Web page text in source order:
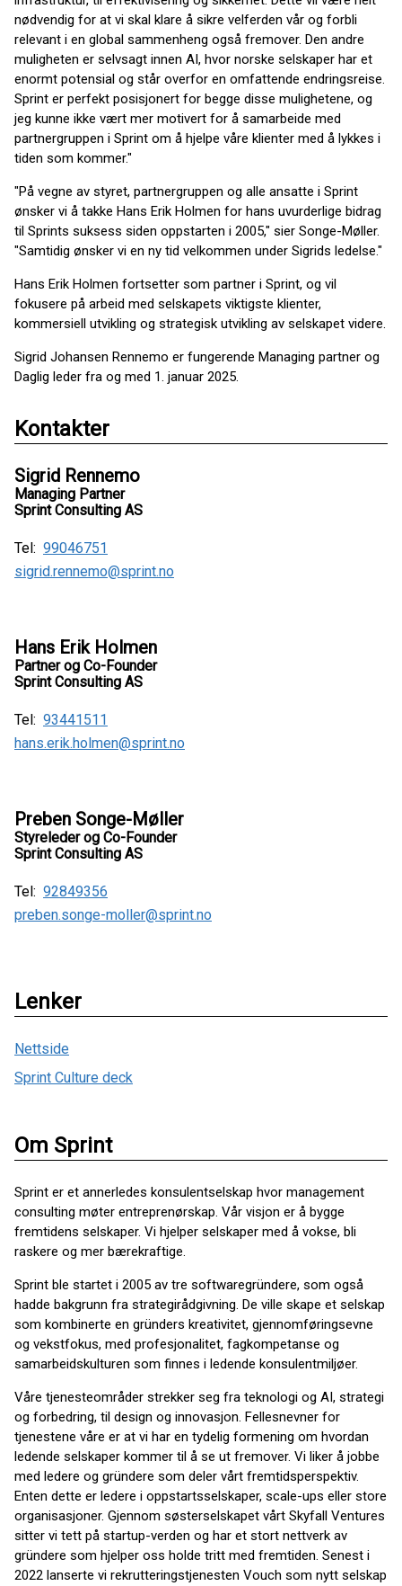
nødvendig for at vi skal klare å sikre velferden vår og forbli
relevant i en global sammenheng også fremover. Den andre
muligheten er selvsagt innen AI, hvor norske selskaper har et
enormt potensial og står overfor en omfattende endringsreise.
Sprint er perfekt posisjonert for begge disse mulighetene, og
jeg kunne ikke vært mer motivert for å samarbeide med
partnergruppen i Sprint om å hjelpe våre klienter med å lykkes i
tiden som kommer."
"På vegne av styret, partnergruppen og alle ansatte i Sprint
ønsker vi å takke Hans Erik Holmen for hans uvurderlige bidrag
til Sprints suksess siden oppstarten i 2005," sier Songe-Møller.
"Samtidig ønsker vi en ny tid velkommen under Sigrids ledelse."
Hans Erik Holmen fortsetter som partner i Sprint, og vil
fokusere på arbeid med selskapets viktigste klienter,
kommersiell utvikling og strategisk utvikling av selskapet videre.
Sigrid Johansen Rennemo er fungerende Managing partner og
Daglig leder fra og med 1. januar 2025.
Kontakter
Sigrid Rennemo
Managing Partner
Sprint Consulting AS
Tel: 99046751
sigrid.rennemo@sprint.no
Hans Erik Holmen
Partner og Co-Founder
Sprint Consulting AS
Tel: 93441511
hans.erik.holmen@sprint.no
Preben Songe-Møller
Styreleder og Co-Founder
Sprint Consulting AS
Tel: 92849356
preben.songe-moller@sprint.no
Lenker
Nettside
Sprint Culture deck
Om Sprint
Sprint er et annerledes konsulentselskap hvor management
consulting møter entreprenørskap. Vår visjon er å bygge
fremtidens selskaper. Vi hjelper selskaper med å vokse, bli
raskere og mer bærekraftige.
Sprint ble startet i 2005 av tre softwaregründere, som også
hadde bakgrunn fra strategirådgivning. De ville skape et selskap
som kombinerte en gründers kreativitet, gjennomføringsevne
og vekstfokus, med profesjonalitet, fagkompetanse og
samarbeidskulturen som finnes i ledende konsulentmiljøer.
Våre tjenesteområder strekker seg fra teknologi og AI, strategi
og forbedring, til design og innovasjon. Fellesnevner for
tjenestene våre er at vi har en tydelig formening om hvordan
ledende selskaper kommer til å se ut fremover. Vi liker å jobbe
med ledere og gründere som deler vårt fremtidsperspektiv.
Enten dette er ledere i oppstartsselskaper, scale-ups eller store
organisasjoner. Gjennom søsterselskapet vårt Skyfall Ventures
sitter vi tett på startup-verden og har et stort nettverk av
gründere som hjelper oss holde tritt med fremtiden. Senest i
2022 lanserte vi rekrutteringstjenesten Vouch som nytt selskap